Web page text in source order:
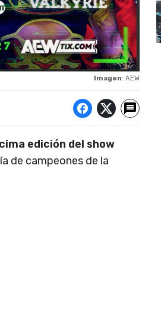
Imagen: AEW
edición del show
de campeones de la